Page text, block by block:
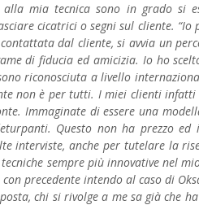
mia tecnica sono in grado si
cicatrici o segni sul cliente. “Io
dal cliente, si avvia un
di fiducia ed amicizia. Io ho
riconosciuta a livello
non è per tutti. I miei clienti
Immaginate di essere una
Questo non ha prezzo ed
interviste, anche per tutelare la
sempre più innovative nel
precedente intendo al caso di
chi si rivolge a me sa già che